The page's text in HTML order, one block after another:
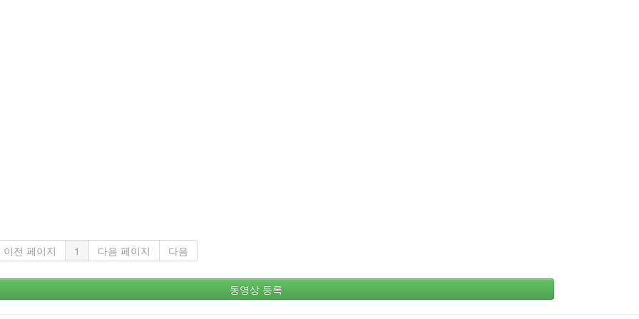
이전 페이지 1 다음 페이지 다음
동영상 등록